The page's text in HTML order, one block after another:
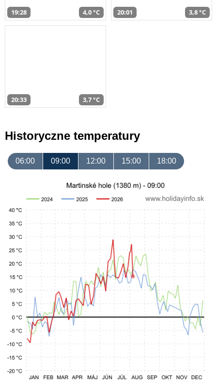
19:28 4,0 °C 20:01 3,8 °C
20:33 3,7 °C
Historyczne temperatury
06:00 09:00 12:00 15:00 18:00